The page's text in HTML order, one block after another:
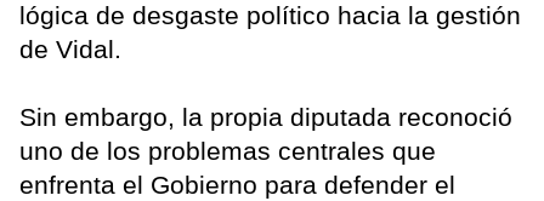
lógica de desgaste político hacia la gestión
de Vidal.
Sin embargo, la propia diputada reconoció
uno de los problemas centrales que
enfrenta el Gobierno para defender el